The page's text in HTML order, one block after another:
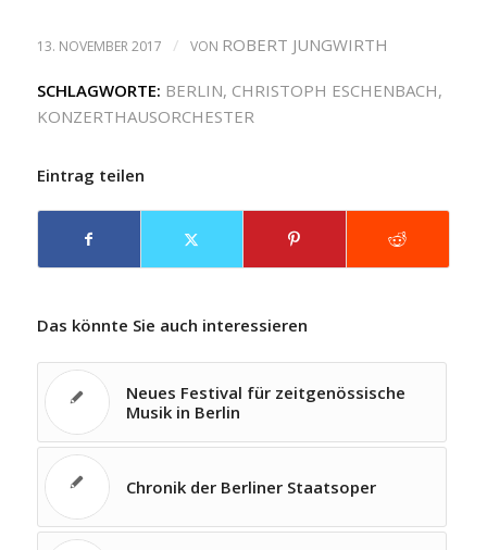
13. NOVEMBER 2017 / VON ROBERT JUNGWIRTH
SCHLAGWORTE: BERLIN, CHRISTOPH ESCHENBACH,
KONZERTHAUSORCHESTER
Eintrag teilen
Das könnte Sie auch interessieren
Neues Festival für zeitgenössische
Musik in Berlin
Chronik der Berliner Staatsoper